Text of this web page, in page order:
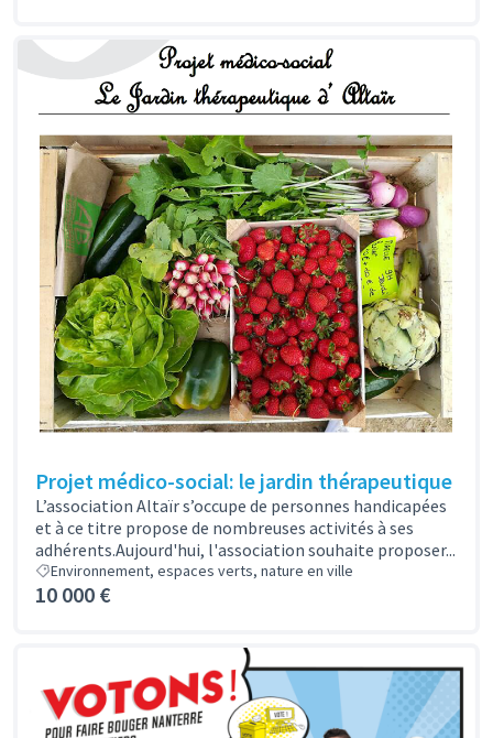
Projet médico-social: le jardin thérapeutique
L’association Altaïr s’occupe de personnes handicapées
et à ce titre propose de nombreuses activités à ses
adhérents.Aujourd'hui, l'association souhaite proposer...
Environnement, espaces verts, nature en ville
10 000 €